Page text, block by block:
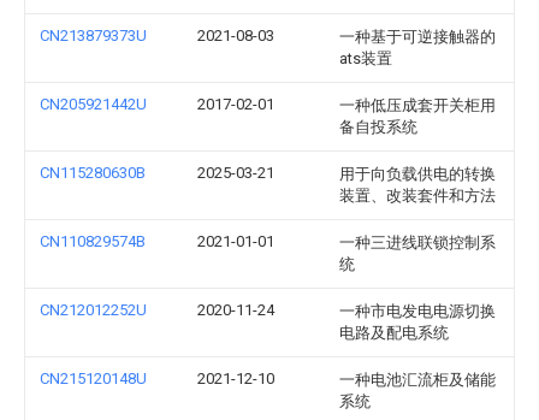
CN213879373U 2021-08-03
一种基于可逆接触器的
ats装置
CN205921442U 2017-02-01
一种低压成套开关柜用
备自投系统
CN115280630B 2025-03-21
用于向负载供电的转换
装置、改装套件和方法
CN110829574B 2021-01-01
一种三进线联锁控制系
统
CN212012252U 2020-11-24
一种市电发电电源切换
电路及配电系统
CN215120148U 2021-12-10
一种电池汇流柜及储能
系统